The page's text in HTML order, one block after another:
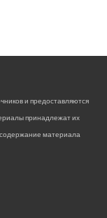
и предоставляются
принадлежат их
материала